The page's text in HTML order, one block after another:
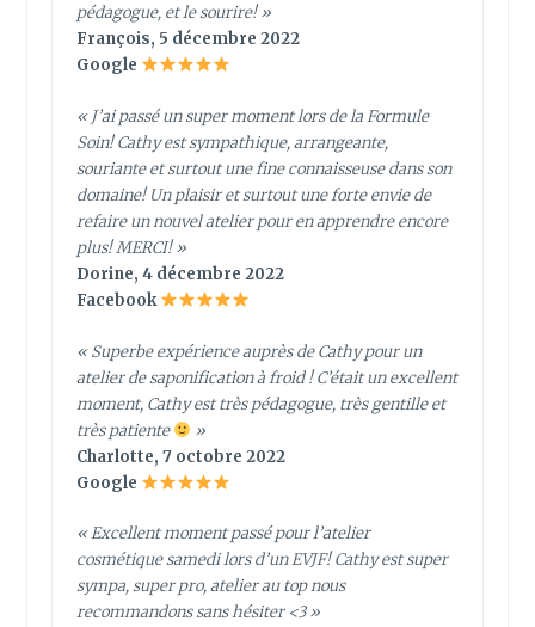
pédagogue, et le sourire! »
François, 5 décembre 2022
Google
« J’ai passé un super moment lors de la Formule
Soin! Cathy est sympathique, arrangeante,
souriante et surtout une fine connaisseuse dans son
domaine! Un plaisir et surtout une forte envie de
refaire un nouvel atelier pour en apprendre encore
plus! MERCI! »
Dorine, 4 décembre 2022
Facebook
« Superbe expérience auprès de Cathy pour un
atelier de saponification à froid ! C’était un excellent
moment, Cathy est très pédagogue, très gentille et
très patiente
»
Charlotte, 7 octobre 2022
Google
« Excellent moment passé pour l’atelier
cosmétique samedi lors d’un EVJF! Cathy est super
sympa, super pro, atelier au top nous
recommandons sans hésiter <3 »